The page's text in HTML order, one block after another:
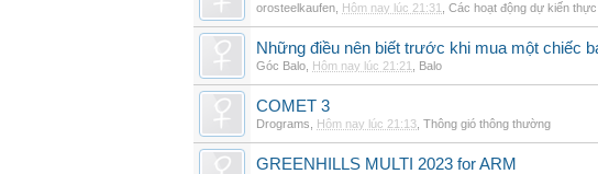
orosteelkaufen Hôm nay lúc 21:31 Các hoạt động dự kiến
Những điều nên biết trước khi mua một chiếc
Góc Balo Hôm nay lúc 21:21 Balo
COMET 3
Drograms Hôm nay lúc 21:13 Thông gió thông thường
GREENHILLS MULTI 2023 for ARM